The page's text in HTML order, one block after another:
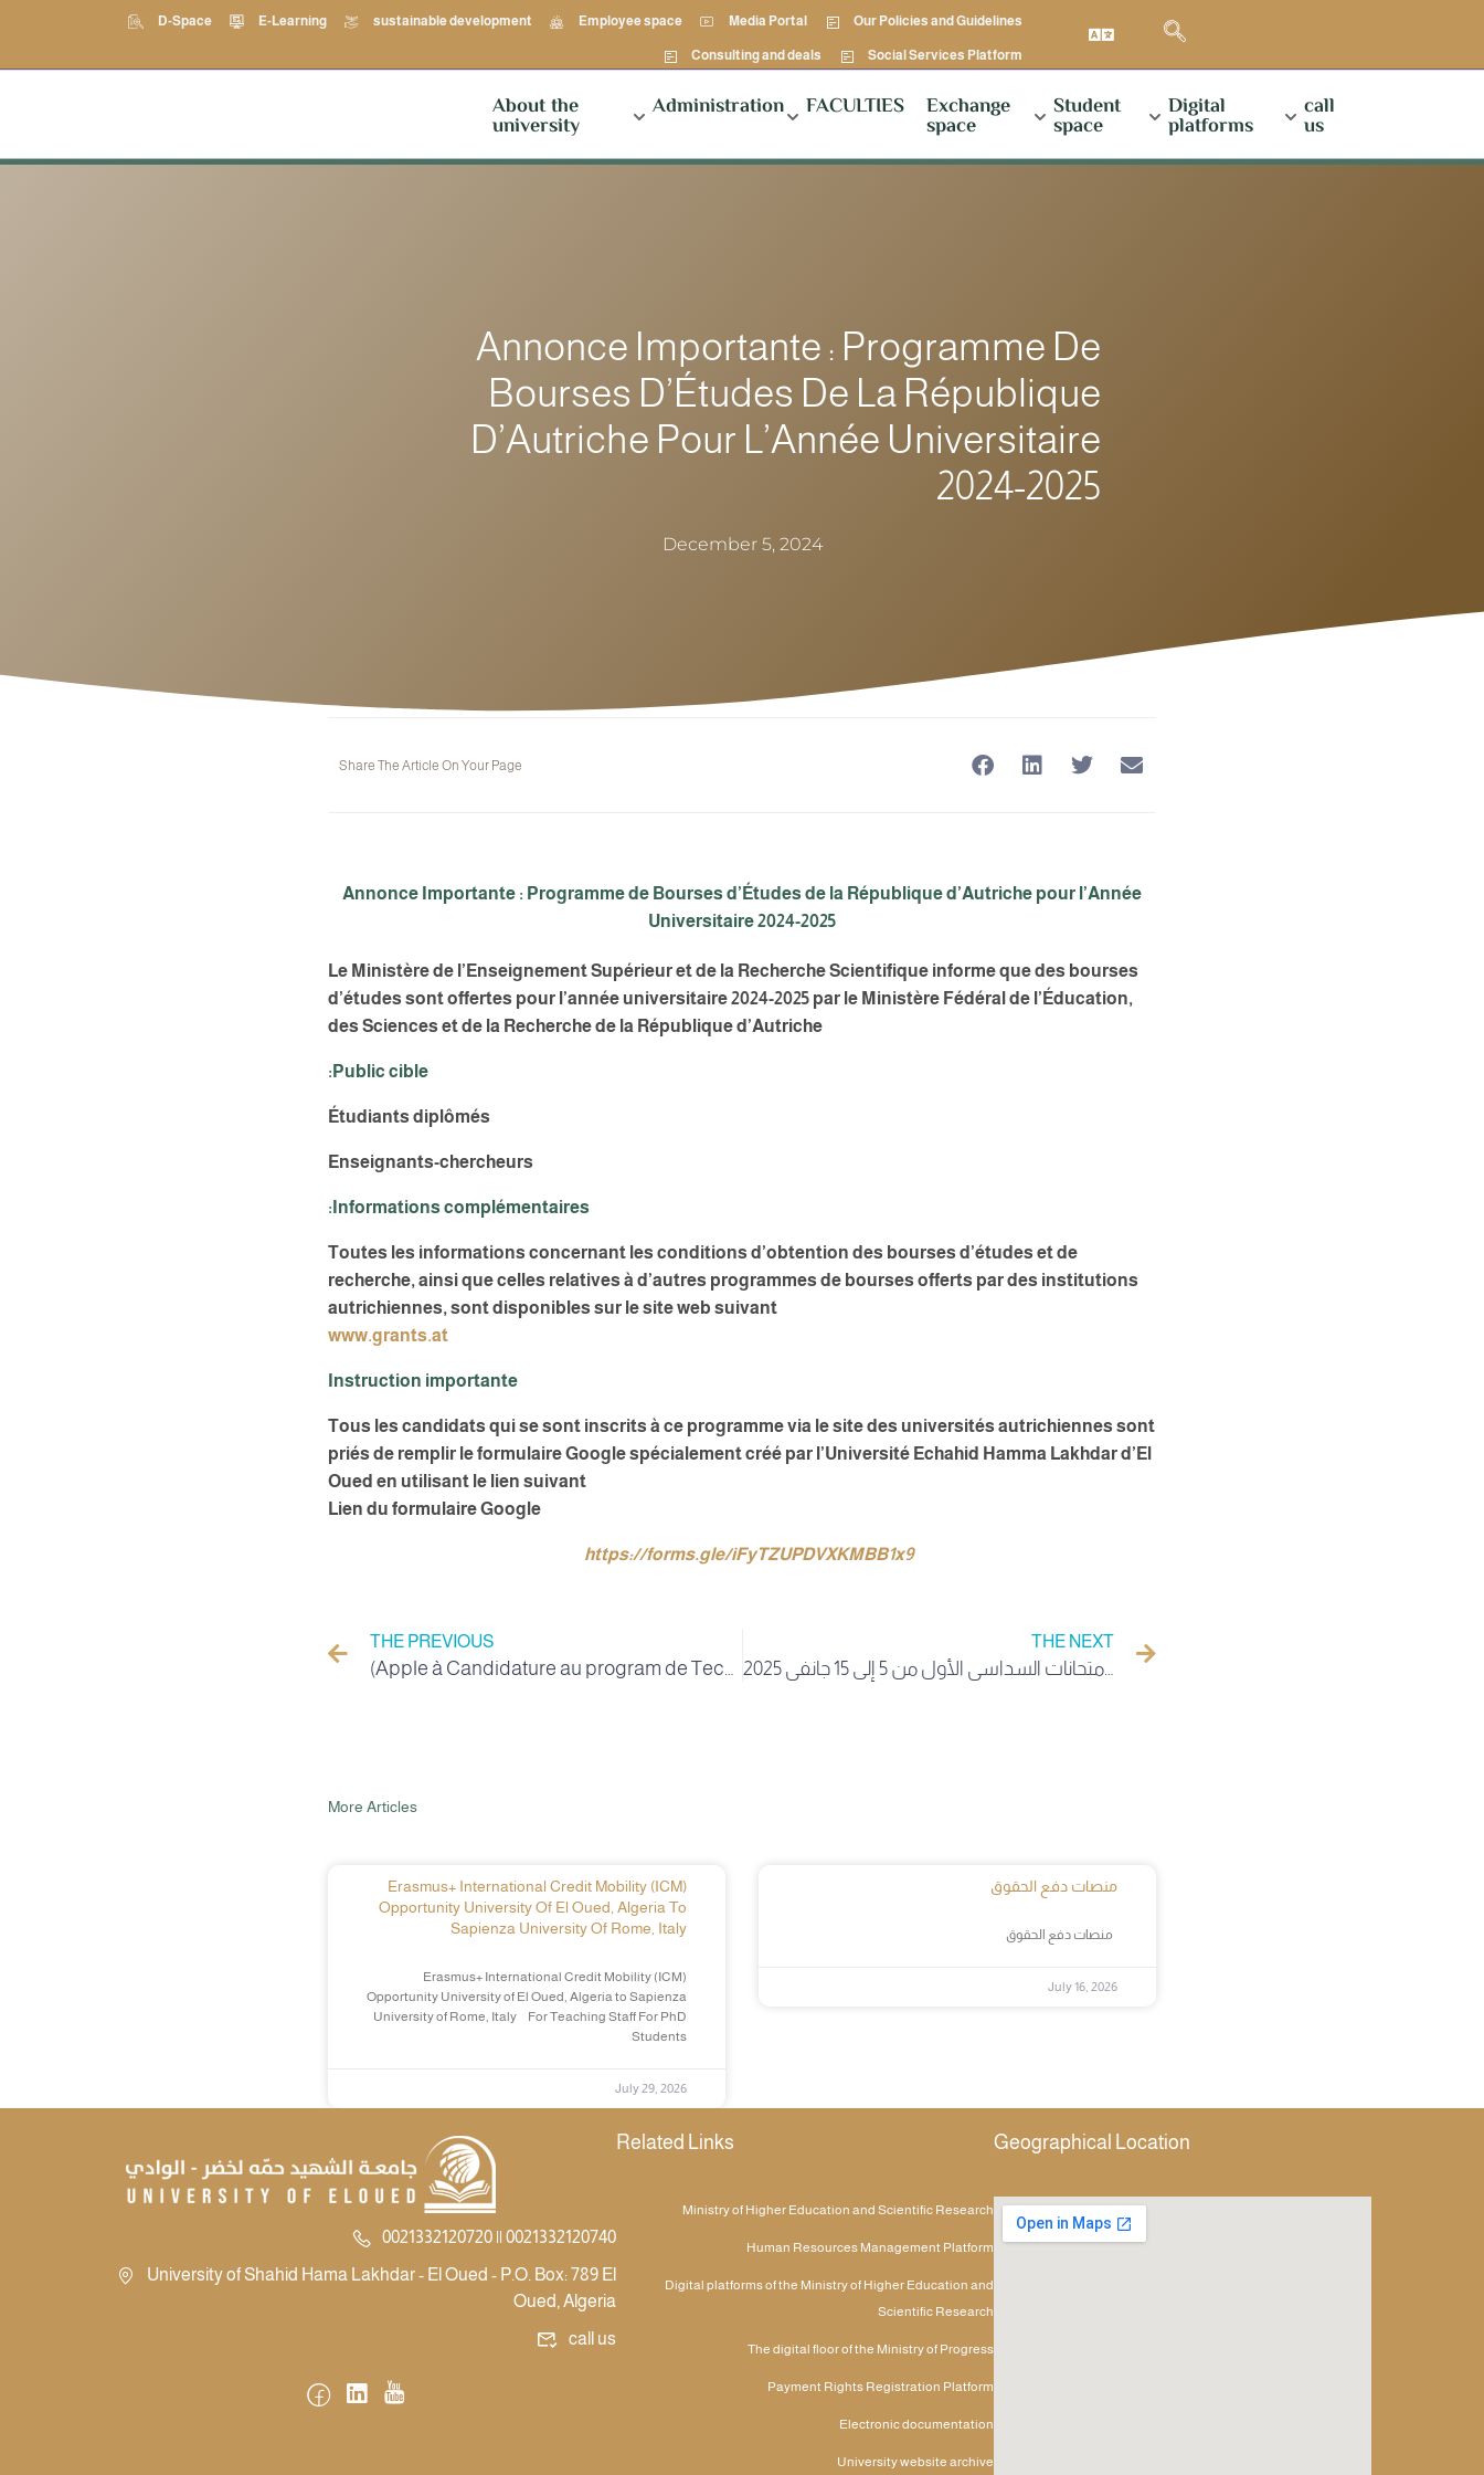
D-Space E-Learning sustainable development Employee space Media Portal Our Policies and Guidelines
Consulting and deals Social Services Platform
About the
university
Administration FACULTIES Exchange
space
Student
space
Digital
platforms
call
us
Annonce Importante : Programme De
Bourses D’Études De La République
D’Autriche Pour L’Année Universitaire
2024-2025
December 5, 2024
Share The Article On Your Page
Annonce Importante : Programme de Bourses d’Études de la République d’Autriche pour l’Année
Universitaire 2024-2025
Le Ministère de l’Enseignement Supérieur et de la Recherche Scientifique informe que des bourses
d’études sont offertes pour l’année universitaire 2024-2025 par le Ministère Fédéral de l’Éducation,
des Sciences et de la Recherche de la République d’Autriche
:Public cible
Étudiants diplômés
Enseignants-chercheurs
:Informations complémentaires
Toutes les informations concernant les conditions d’obtention des bourses d’études et de
recherche, ainsi que celles relatives à d’autres programmes de bourses offerts par des institutions
autrichiennes, sont disponibles sur le site web suivant
www.grants.at
Instruction importante
Tous les candidats qui se sont inscrits à ce programme via le site des universités autrichiennes sont
priés de remplir le formulaire Google spécialement créé par l’Université Echahid Hamma Lakhdar d’El
Oued en utilisant le lien suivant
Lien du formulaire Google
https://forms.gle/iFyTZUPDVXKMBB1x9
THE PREVIOUS
(Apple à Candidature au program de Technique et Economique Collaboration (ITEC)
THE NEXT
مدير جامعة الوادي يعقد اجتماعا تنسيقيا للبيداغوجيا وانطلاق امتحانات السداسي الأول من 5 إلى 15 جانفي 2025
More Articles
Erasmus+ International Credit Mobility (ICM)
Opportunity University Of El Oued, Algeria To
Sapienza University Of Rome, Italy
Erasmus+ International Credit Mobility (ICM)
Opportunity University of El Oued, Algeria to Sapienza
University of Rome, Italy For Teaching Staff For PhD
Students
July 29, 2026
منصات دفع الحقوق
July 16, 2026
0021332120720 || 0021332120740
University of Shahid Hama Lakhdar - El Oued - P.O. Box: 789 El
Oued, Algeria
call us
Related Links
Ministry of Higher Education and Scientific Research
Human Resources Management Platform
Digital platforms of the Ministry of Higher Education and
Scientific Research
The digital floor of the Ministry of Progress
Payment Rights Registration Platform
Electronic documentation
University website archive
Geographical Location